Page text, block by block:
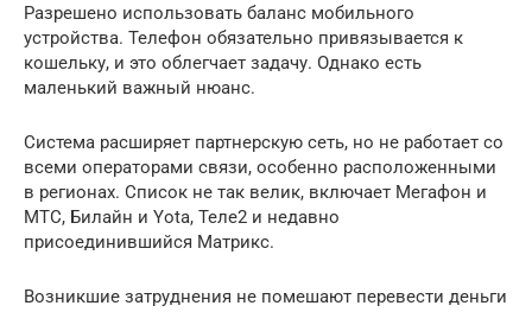
Разрешено использовать баланс мобильного
устройства. Телефон обязательно привязывается к
кошельку, и это облегчает задачу. Однако есть
маленький важный нюанс.
Система расширяет партнерскую сеть, но не работает со
всеми операторами связи, особенно расположенными
в регионах. Список не так велик, включает Мегафон и
МТС, Билайн и Yota, Теле2 и недавно
присоединившийся Матрикс.
Возникшие затруднения не помешают перевести деньги